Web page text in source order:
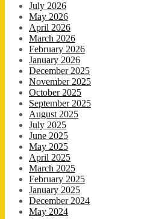
July 2026
May 2026
April 2026
March 2026
February 2026
January 2026
December 2025
November 2025
October 2025
September 2025
August 2025
July 2025
June 2025
May 2025
April 2025
March 2025
February 2025
January 2025
December 2024
May 2024